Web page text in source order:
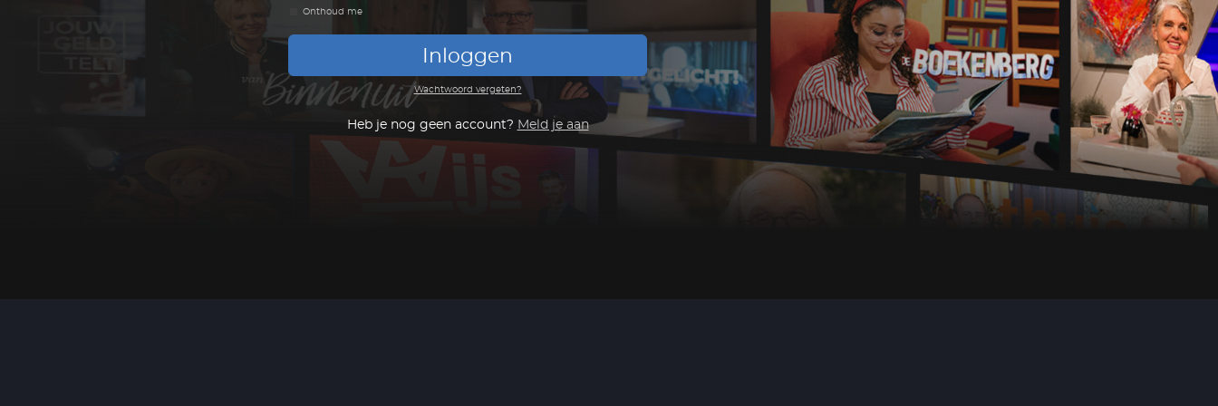
Onthoud me
Inloggen
Wachtwoord vergeten?
Heb je nog geen account? Meld je aan